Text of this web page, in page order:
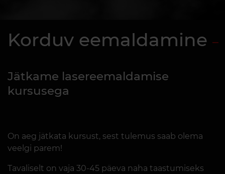
Korduv eemaldamine
Jätkame lasereemaldamise
kursusega
On aeg jätkata kursust, sest tulemus saab olema
veelgi parem!
Tavaliselt on vaja 30-45 päeva naha taastumiseks